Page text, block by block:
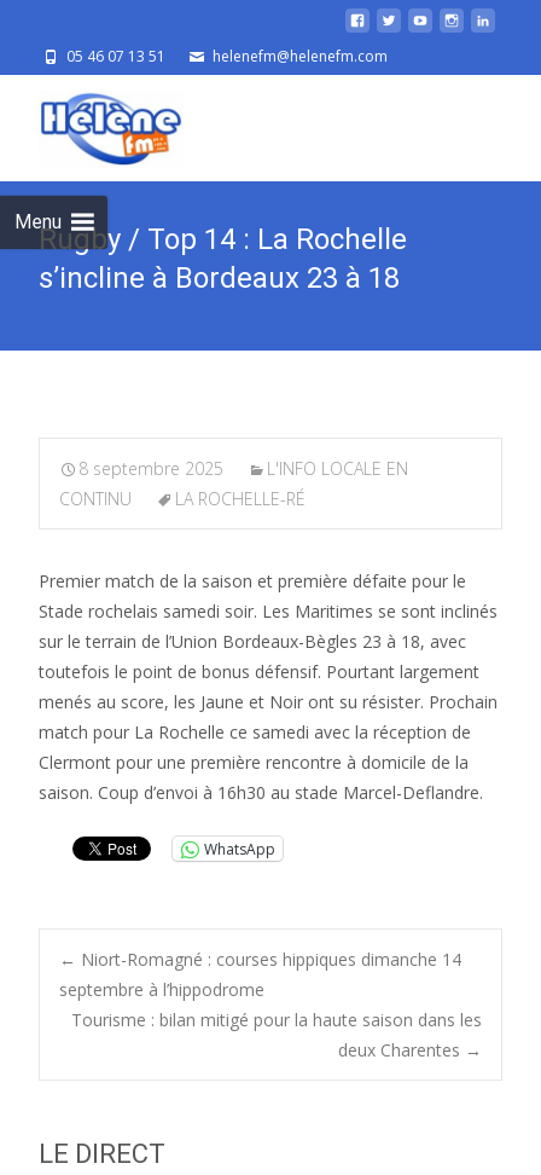
05 46 07 13 51 helenefm@helenefm.com
Menu
Rugby / Top 14 : La Rochelle
s’incline à Bordeaux 23 à 18
8 septembre 2025
L'INFO LOCALE EN
CONTINU
LA ROCHELLE-RÉ
Premier match de la saison et première défaite pour le
Stade rochelais samedi soir. Les Maritimes se sont inclinés
sur le terrain de l’Union Bordeaux-Bègles 23 à 18, avec
toutefois le point de bonus défensif. Pourtant largement
menés au score, les Jaune et Noir ont su résister. Prochain
match pour La Rochelle ce samedi avec la réception de
Clermont pour une première rencontre à domicile de la
saison. Coup d’envoi à 16h30 au stade Marcel-Deflandre.
WhatsApp
Post
navigation
← Niort-Romagné : courses hippiques dimanche 14
septembre à l’hippodrome
Tourisme : bilan mitigé pour la haute saison dans les
deux Charentes →
LE DIRECT